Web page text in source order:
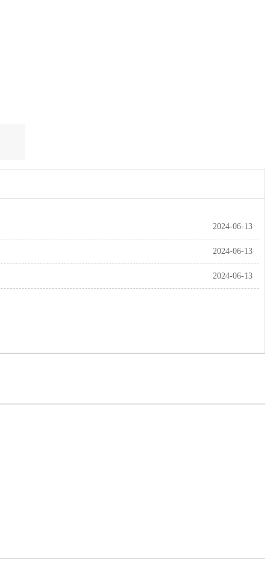
2024-06-13
2024-06-13
2024-06-13